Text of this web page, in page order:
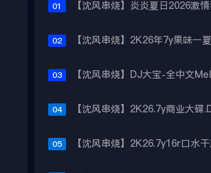
01
02
03
04
05